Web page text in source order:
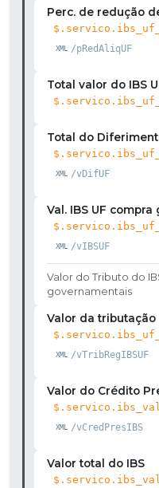
Perc. de redução
/pRedAliqUF
Total valor do IBS
Total do
/vDifUF
Val. IBS UF compra
/vIBSUF
Valor do Tributo do
governamentais
Valor da tributação
/vTribRegIBSUF
Valor do Crédito
/vCredPresIBS
Valor total do IBS